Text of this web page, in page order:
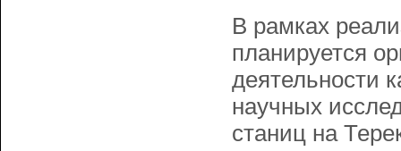
В рамках
планируется
деятельности
научных
станиц на